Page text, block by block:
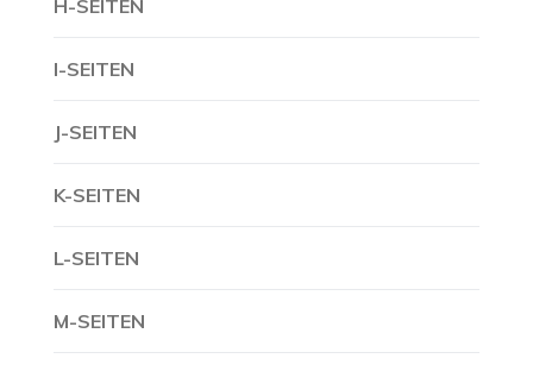
H-SEITEN
I-SEITEN
J-SEITEN
K-SEITEN
L-SEITEN
M-SEITEN